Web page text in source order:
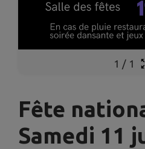
1 / 1
Fête
Samedi 11